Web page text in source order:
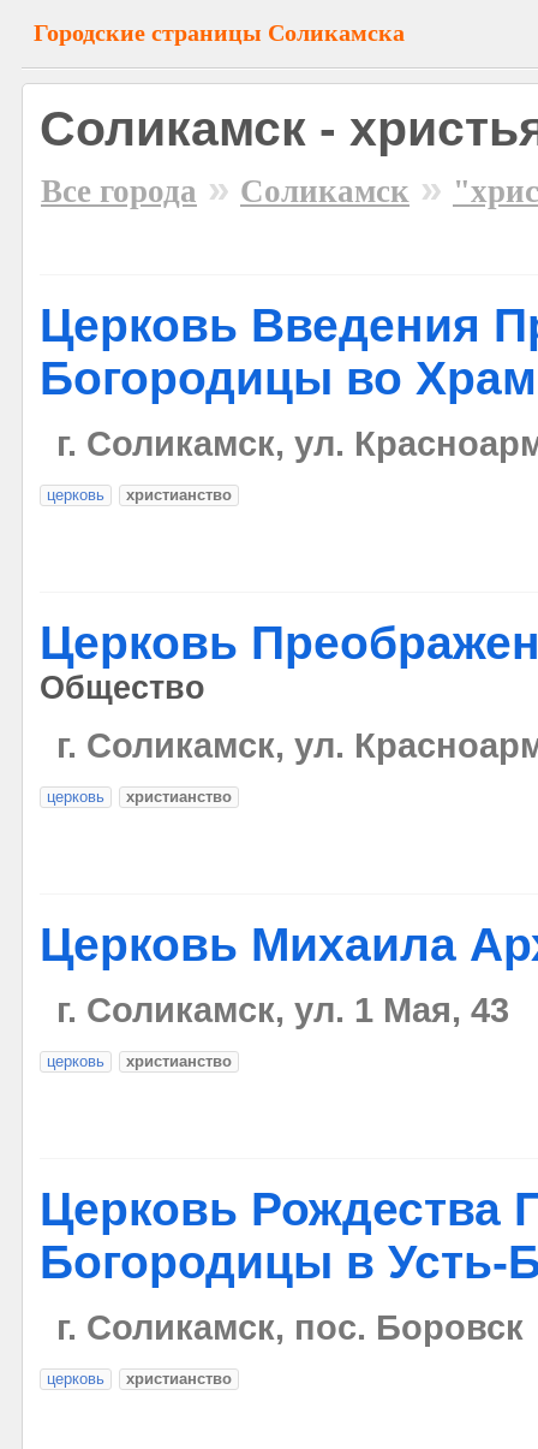
Городские страницы Соликамска
Соликамск -
Все города » Соликамск »
Церковь Введения
Богородицы во Храм
г. Соликамск, ул.
церковь христианство
Церковь
Общество
г. Соликамск, ул.
церковь христианство
Церковь Михаила
г. Соликамск, ул. 1 Мая, 43
церковь христианство
Церковь Рождества
Богородицы в Усть-
г. Соликамск, пос. Боровск
церковь христианство